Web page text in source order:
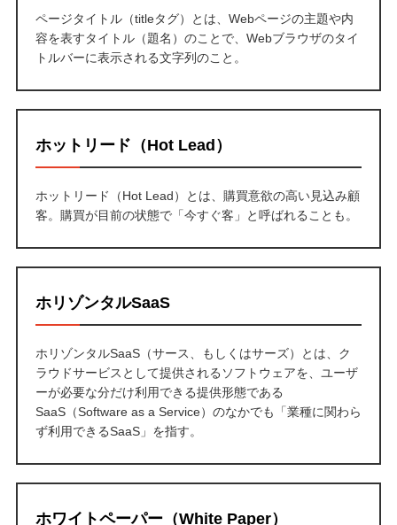
ページタイトル（titleタグ）とは、Webページの主題や内
容を表すタイトル（題名）のことで、Webブラウザのタイ
トルバーに表示される文字列のこと。
ホットリード（Hot Lead）
ホットリード（Hot Lead）とは、購買意欲の高い見込み顧
客。購買が目前の状態で「今すぐ客」と呼ばれることも。
ホリゾンタルSaaS
ホリゾンタルSaaS（サース、もしくはサーズ）とは、ク
ラウドサービスとして提供されるソフトウェアを、ユーザ
ーが必要な分だけ利用できる提供形態である
SaaS（Software as a Service）のなかでも「業種に関わら
ず利用できるSaaS」を指す。
ホワイトペーパー（White Paper）